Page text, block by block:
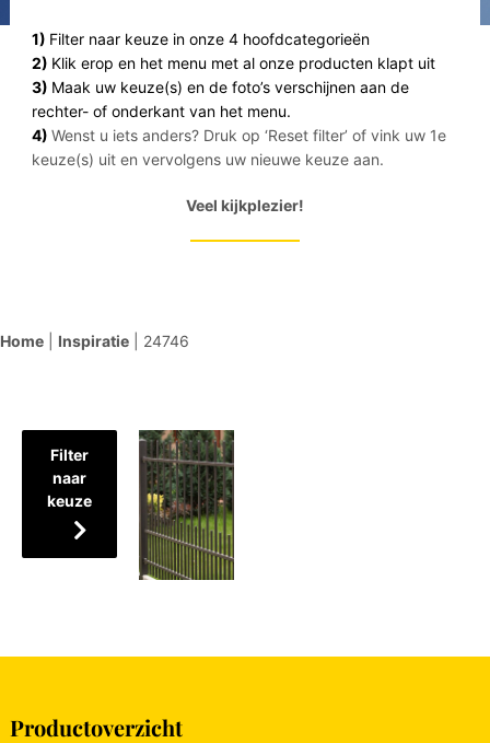
1) Filter naar keuze in onze 4 hoofdcategorieën
2) Klik erop en het menu met al onze producten klapt uit
3) Maak uw keuze(s) en de foto’s verschijnen aan de
rechter- of onderkant van het menu.
4) Wenst u iets anders? Druk op ‘Reset filter’ of vink uw 1e
keuze(s) uit en vervolgens uw nieuwe keuze aan.
Veel kijkplezier!
Home Inspiratie 24746
Filter
naar
keuze
Productoverzicht